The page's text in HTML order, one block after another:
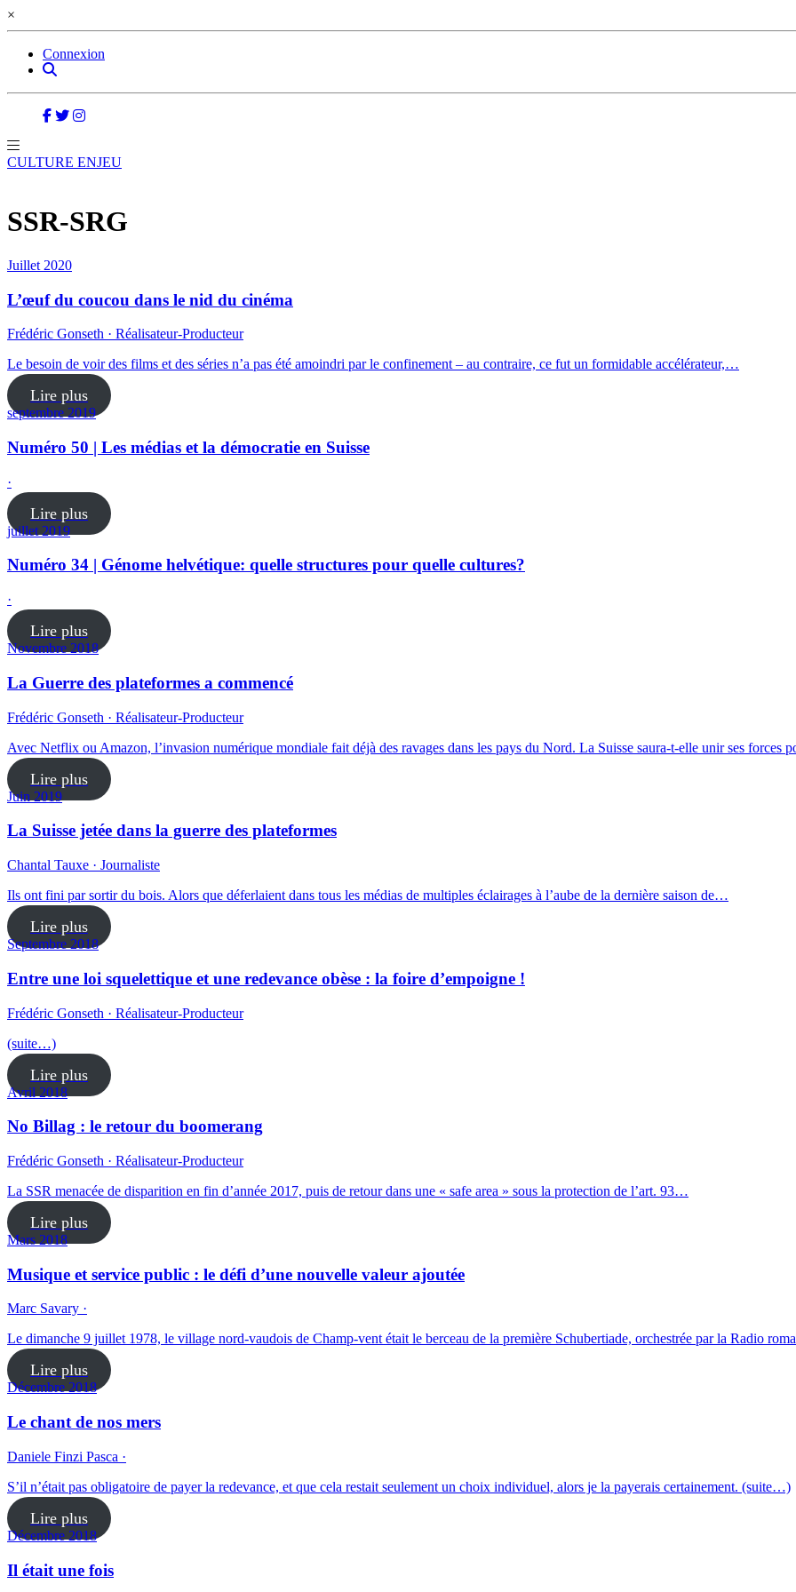
×
Connexion
CULTURE ENJEU
SSR-SRG
Juillet 2020
L’œuf du coucou dans le nid du cinéma
Frédéric Gonseth · Réalisateur-Producteur
Le besoin de voir des films et des séries n’a pas été amoindri par le confinement – au contraire, ce fut un formidable accélérateur,…
Lire plus
septembre 2019
Numéro 50 | Les médias et la démocratie en Suisse
·
Lire plus
juillet 2019
Numéro 34 | Génome helvétique: quelle structures pour quelle cultures?
·
Lire plus
Novembre 2018
La Guerre des plateformes a commencé
Frédéric Gonseth · Réalisateur-Producteur
Avec Netflix ou Amazon, l’invasion numérique mondiale fait déjà des ravages dans les pays du Nord. La Suisse saura-t-elle unir ses forces
Lire plus
Juin 2019
La Suisse jetée dans la guerre des plateformes
Chantal Tauxe · Journaliste
Ils ont fini par sortir du bois. Alors que déferlaient dans tous les médias de multiples éclairages à l’aube de la dernière saison de…
Lire plus
Septembre 2018
Entre une loi squelettique et une redevance obèse : la foire d’empoigne !
Frédéric Gonseth · Réalisateur-Producteur
(suite…)
Lire plus
Avril 2018
No Billag : le retour du boomerang
Frédéric Gonseth · Réalisateur-Producteur
La SSR menacée de disparition en fin d’année 2017, puis de retour dans une « safe area » sous la protection de l’art. 93…
Lire plus
Mars 2018
Musique et service public : le défi d’une nouvelle valeur ajoutée
Marc Savary ·
Le dimanche 9 juillet 1978, le village nord-vaudois de Champ-vent était le berceau de la première Schubertiade, orchestrée par la Radio
Lire plus
Décembre 2018
Le chant de nos mers
Daniele Finzi Pasca ·
S’il n’était pas obligatoire de payer la redevance, et que cela restait seulement un choix individuel, alors je la payerais certainement. (suite…)
Lire plus
Décembre 2018
Il était une fois